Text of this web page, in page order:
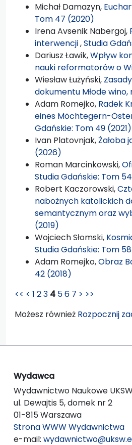
Michał Damazyn,
Tom 47 (2020)
Irena Avsenik Nabergoj,
interwencji,Studia
Dariusz Ławik,Wpływ
nauki reformatorów o
Wiesław Łużyński,
dokumentu Młode wino,
Adam Romejko, Radek
eines Möchtegern-
Gdańskie: Tom 49 (2021)
Ivan Platovnjak,Żałoba
(2026)
Roman Marcinkowski,
Studia Gdańskie: Tom
Robert Kaczorowski,
nabożnych katolickich
semantycznym oraz
(2019)
Wojciech Słomski,
Studia Gdańskie: Tom
Adam Romejko,Obraz
42 (2018)
<< < 1 23 4 56 7 > >>
Możesz również Rozpocznij
Wydawca
Wydawnictwo Naukowe UKSW
ul. Dewajtis 5, domek nr 2
01-815 Warszawa
Strona WWW Wydawnictwa
e-mail: